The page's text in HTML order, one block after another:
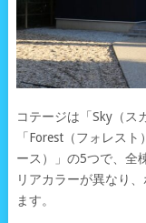
コテージは「Sky（ス
「Forest（フォレス
ース）」の5つで、全
リアカラーが異なり
ます。